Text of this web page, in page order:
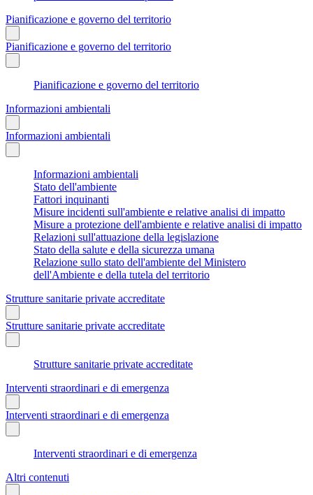
Pianificazione e governo del territorio
Pianificazione e governo del territorio
Pianificazione e governo del territorio
Informazioni ambientali
Informazioni ambientali
Informazioni ambientali
Stato dell'ambiente
Fattori inquinanti
Misure incidenti sull'ambiente e relative analisi di impatto
Misure a protezione dell'ambiente e relative analisi di impatto
Relazioni sull'attuazione della legislazione
Stato della salute e della sicurezza umana
Relazione sullo stato dell'ambiente del Ministero
dell'Ambiente e della tutela del territorio
Strutture sanitarie private accreditate
Strutture sanitarie private accreditate
Strutture sanitarie private accreditate
Interventi straordinari e di emergenza
Interventi straordinari e di emergenza
Interventi straordinari e di emergenza
Altri contenuti